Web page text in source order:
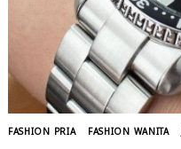
FASHION PRIA FASHION WANITA